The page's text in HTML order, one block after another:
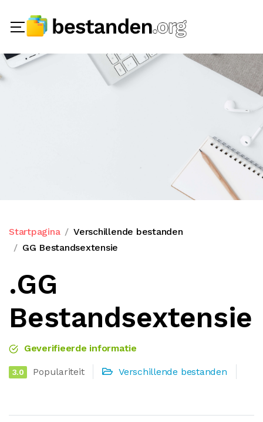
Startpagina
Verschillende bestanden
GG Bestandsextensie
.GG
Bestandsextensie
Geverifieerde informatie
3.0 Populariteit Verschillende bestanden